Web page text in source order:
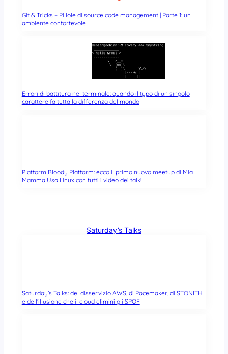
Git & Tricks – Pillole di source code management | Parte 1: un
ambiente confortevole
Errori di battitura nel terminale: quando il typo di un singolo
carattere fa tutta la differenza del mondo
Platform Bloody Platform: ecco il primo nuovo meetup di Mia
Mamma Usa Linux con tutti i video dei talk!
Saturday’s Talks
Saturday’s Talks: del disservizio AWS, di Pacemaker, di STONITH
e dell’illusione che il cloud elimini gli SPOF